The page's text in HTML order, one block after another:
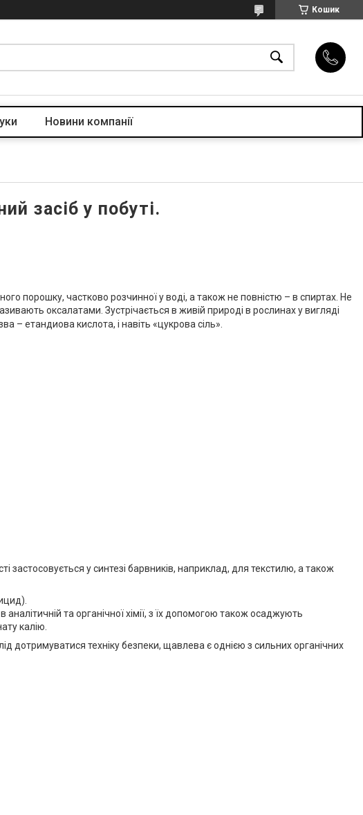
Кошик
Новини компанії
засіб у побуті.
порошку, частково розчинної у воді, а також не повністю – в спиртах. Не
оксалатами. Зустрічається в живій природі в рослинах у вигляді
– етандиова кислота, і навіть «цукрова сіль».
застосовується у синтезі барвників, наприклад, для текстилю, а також
та органічної хімії, з їх допомогою також осаджують
калію.
дотримуватися техніку безпеки, щавлева є однією з сильних органічних